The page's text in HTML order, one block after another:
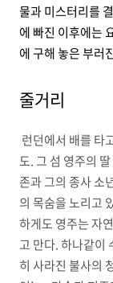
물과 미스터리를
에 빠진 이후에는
에 구해 놓은 부러
줄거리
런던에서 배를 타
도. 그 섬 영주의
존과 그의 종사 소
의 목숨을 노리고
하게도 영주는 자
고 만다. 하나같이
히 사라진 불사의